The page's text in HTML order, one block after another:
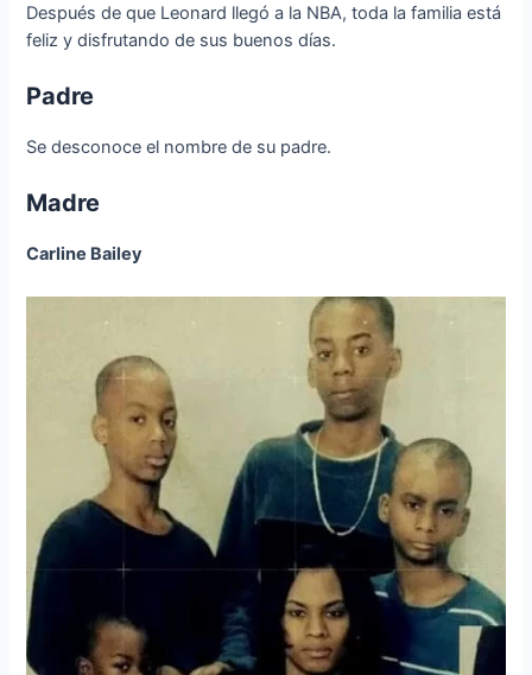
Después de que Leonard llegó a la NBA, toda la familia está
feliz y disfrutando de sus buenos días.
Padre
Se desconoce el nombre de su padre.
Madre
Carline Bailey